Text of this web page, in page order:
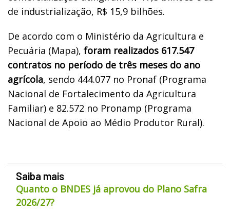
de industrialização, R$ 15,9 bilhões.
De acordo com o Ministério da Agricultura e
Pecuária (Mapa), foram realizados 617.547
contratos no período de três meses do ano
agrícola, sendo 444.077 no Pronaf (Programa
Nacional de Fortalecimento da Agricultura
Familiar) e 82.572 no Pronamp (Programa
Nacional de Apoio ao Médio Produtor Rural).
Saiba mais
Quanto o BNDES já aprovou do Plano Safra
2026/27?